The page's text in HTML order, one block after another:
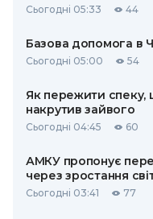
Сьогодні 05:33 44
Базова допомога в
Сьогодні 05:00 54
Як пережити спеку,
накрутив зайвого
Сьогодні 04:45 60
АМКУ пропонує
через зростання
Сьогодні 03:41 77